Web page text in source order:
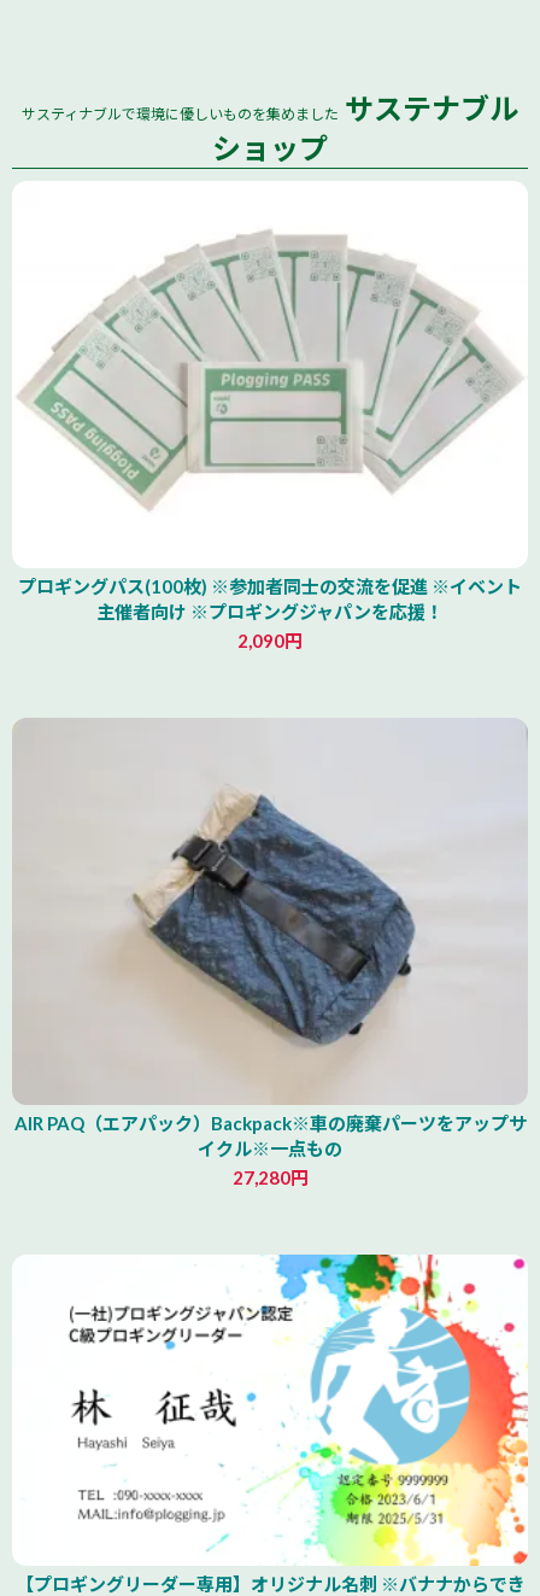
サスティナブルで環境に優しいものを集めました サステナブル
ショップ
プロギングパス(100枚) ※参加者同士の交流を促進 ※イベント
主催者向け ※プロギングジャパンを応援！
2,090円
AIR PAQ（エアパック）Backpack※車の廃棄パーツをアップサ
イクル※一点もの
27,280円
【プロギングリーダー専用】オリジナル名刺 ※バナナからでき